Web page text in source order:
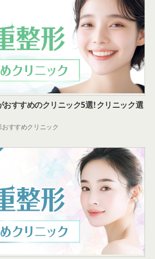
すすめのクリニック5選！クリニック選
すすめクリニック